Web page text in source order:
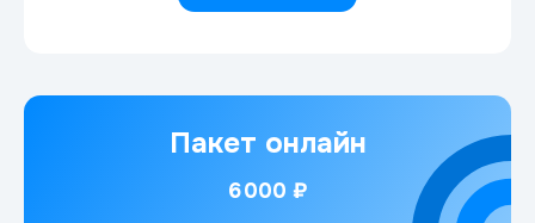
Пакет онлайн
6 000 ₽